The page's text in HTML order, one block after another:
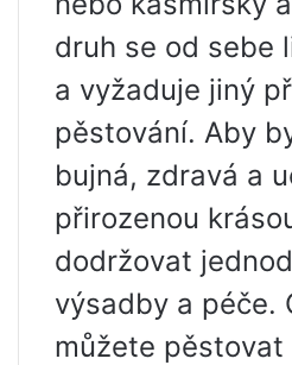
druh se od sebe
a vyžaduje jiný
pěstování. Aby
bujná, zdravá a
přirozenou
dodržovat
výsadby a péče.
můžete pěstovat